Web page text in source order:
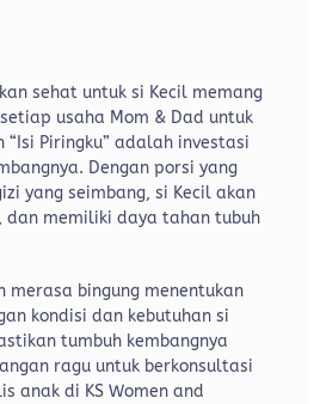
sehat untuk si Kecil memang
usaha Mom & Dad untuk
Piringku” adalah investasi
Dengan porsi yang
yang seimbang, si Kecil akan
memiliki daya tahan tubuh
merasa bingung menentukan
kondisi dan kebutuhan si
tumbuh kembangnya
ragu untuk berkonsultasi
anak di KS Women and